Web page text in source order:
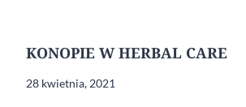
KONOPIE W HERBAL CARE
28 kwietnia, 2021